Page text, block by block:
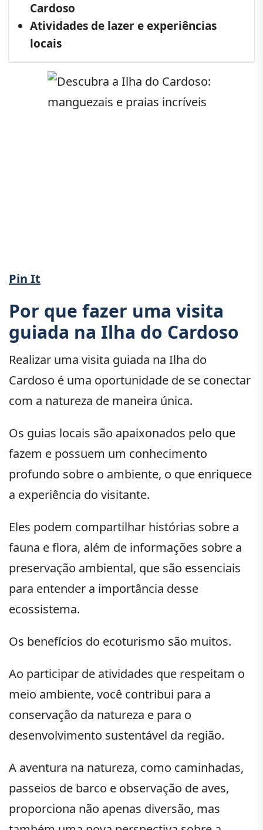
Cardoso
Atividades de lazer e experiências
locais
Pin It
Por que fazer uma visita
guiada na Ilha do Cardoso
Realizar uma visita guiada na Ilha do
Cardoso é uma oportunidade de se conectar
com a natureza de maneira única.
Os guias locais são apaixonados pelo que
fazem e possuem um conhecimento
profundo sobre o ambiente, o que enriquece
a experiência do visitante.
Eles podem compartilhar histórias sobre a
fauna e flora, além de informações sobre a
preservação ambiental, que são essenciais
para entender a importância desse
ecossistema.
Os benefícios do ecoturismo são muitos.
Ao participar de atividades que respeitam o
meio ambiente, você contribui para a
conservação da natureza e para o
desenvolvimento sustentável da região.
A aventura na natureza, como caminhadas,
passeios de barco e observação de aves,
proporciona não apenas diversão, mas